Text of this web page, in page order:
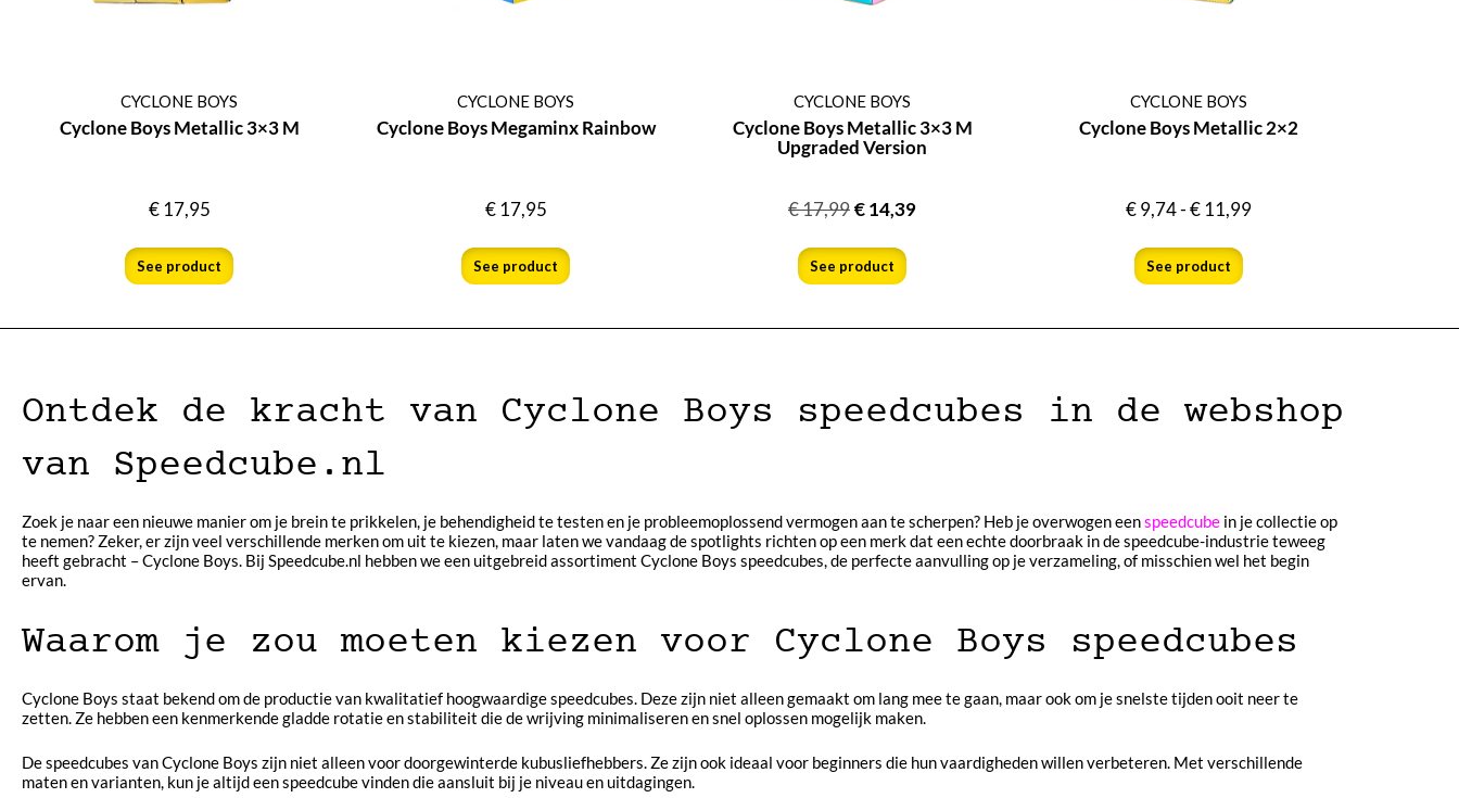
CYCLONE BOYS
Cyclone Boys Metallic 3×3 M
€17,95
See product
CYCLONE BOYS
Cyclone Boys Megaminx Rainbow
€17,95
See product
CYCLONE BOYS
Cyclone Boys Metallic 3×3 M
Upgraded Version
€17,99€14,39
See product
CYCLONE BOYS
Cyclone Boys Metallic 2×2
€9,74-€11,99
See product
Ontdek de kracht van Cyclone Boys speedcubes in de webshop
van Speedcube.nl
Zoek je naar een nieuwe manier om je brein te prikkelen, je behendigheid te testen en je probleemoplossend vermogen aan te scherpen? Heb je overwogen eenspeedcube in je collectie op
te nemen? Zeker, er zijn veel verschillende merken om uit te kiezen, maar laten we vandaag de spotlights richten op een merk dat een echte doorbraak in de speedcube-industrie teweeg
heeft gebracht – Cyclone Boys. Bij Speedcube.nl hebben we een uitgebreid assortiment Cyclone Boys speedcubes, de perfecte aanvulling op je verzameling, of misschien wel het begin
ervan.
Waarom je zou moeten kiezen voor Cyclone Boys speedcubes
Cyclone Boys staat bekend om de productie van kwalitatief hoogwaardige speedcubes. Deze zijn niet alleen gemaakt om lang mee te gaan, maar ook om je snelste tijden ooit neer te
zetten. Ze hebben een kenmerkende gladde rotatie en stabiliteit die de wrijving minimaliseren en snel oplossen mogelijk maken.
De speedcubes van Cyclone Boys zijn niet alleen voor doorgewinterde kubusliefhebbers. Ze zijn ook ideaal voor beginners die hun vaardigheden willen verbeteren. Met verschillende
maten en varianten, kun je altijd een speedcube vinden die aansluit bij je niveau en uitdagingen.